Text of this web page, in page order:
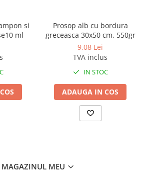
si
ml
Prosop alb cu bordura
greceasca 30x50 cm, 550gr
9,08 Lei
TVA inclus
IN STOC
ADAUGA IN COS
MAGAZINUL MEU